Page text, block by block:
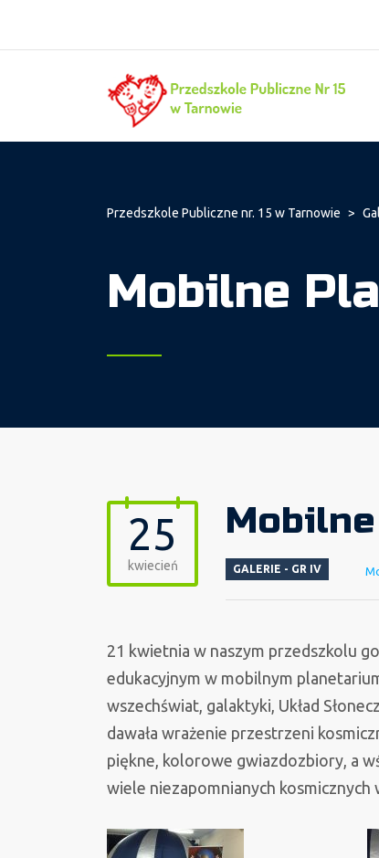
Przedszkole Publiczne nr. 15 w Tarnowie >
Mobilne
25
kwiecień GALERIE - GR IV
21 kwietnia w naszym przedszkolu
edukacyjnym w mobilnym
wszechświat, galaktyki, Układ
dawała wrażenie przestrzeni
piękne, kolorowe gwiazdozbiory, a
wiele niezapomnianych kosmicznych